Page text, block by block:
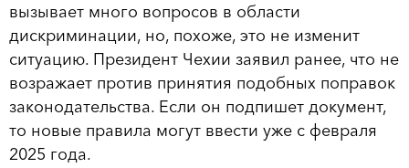
вызывает много вопросов в области
дискриминации, но, похоже, это не изменит
ситуацию. Президент Чехии заявил ранее, что не
возражает против принятия подобных поправок
законодательства. Если он подпишет документ,
то новые правила могут ввести уже с февраля
2025 года.